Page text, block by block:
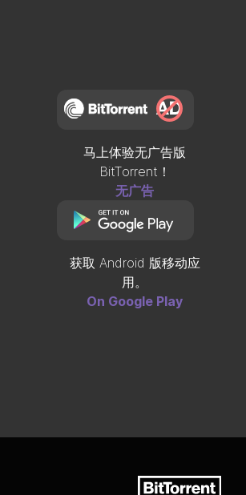
马上体验无广告版
BitTorrent ！
无广告
获取 Android 版移动应
用。
On Google Play